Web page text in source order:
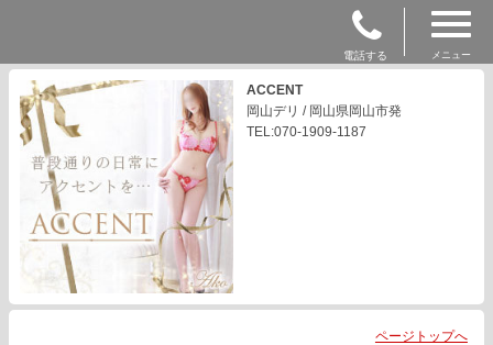
電話する メニュー
ACCENT
岡山デリ / 岡山県岡山市発
TEL:070-1909-1187
ページトップへ